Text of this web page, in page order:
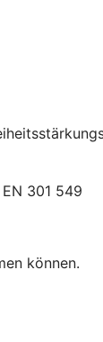
301 549
können.